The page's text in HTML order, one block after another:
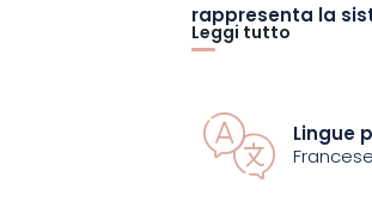
rappresenta la
in famiglia o con
Distribuita su tre
letto, due spaziosi
insieme.
Leggi tutto
Lingue